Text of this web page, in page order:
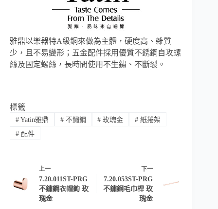
雅鼎以樂器特A級銅來做為主體，硬度高、雜質
少，且不易變形；五金配件採用優質不銹鋼自攻螺
絲及固定螺絲，長時間使用不生鏽、不斷裂。
標籤
#Yatin雅鼎 #不鏽鋼 # 玫瑰金 # 紙捲架
#配件
上一
7.20.011ST-PRG
不鏽鋼衣帽鉤 玫
瑰金
下一
7.20.053ST-PRG
不鏽鋼毛巾桿 玫
瑰金